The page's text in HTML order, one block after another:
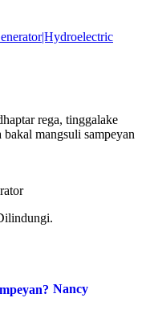
rega, tinggalake
mangsuli sampeyan
Nancy